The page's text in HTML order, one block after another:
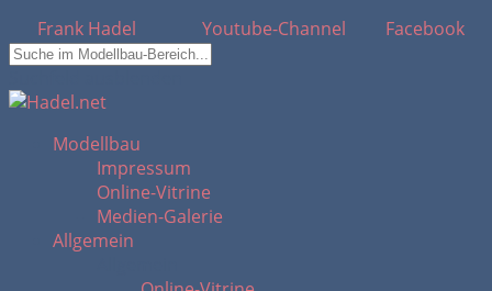
Frank Hadel
Youtube-Channel Facebook
Modellbau
Impressum
Online-Vitrine
Medien-Galerie
Allgemein